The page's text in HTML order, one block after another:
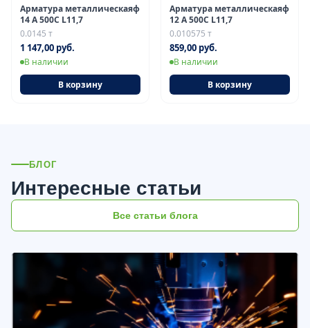
Арматура металлическаяф
14 А 500С L11,7
0.0145 т
1 147,00 руб.
В наличии
В корзину
Арматура металлическаяф
12 А 500С L11,7
0.010575 т
859,00 руб.
В наличии
В корзину
БЛОГ
Интересные статьи
Все статьи блога